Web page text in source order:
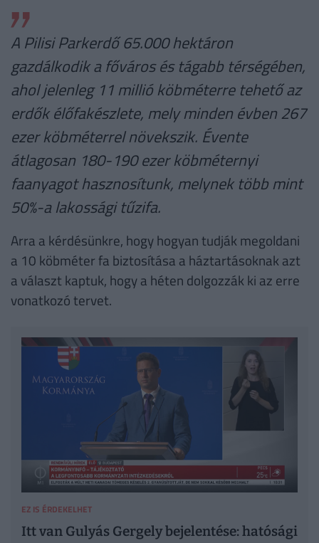
A Pilisi Parkerdő 65.000 hektáron
gazdálkodik a főváros és tágabb térségében,
ahol jelenleg 11 millió köbméterre tehető az
erdők élőfakészlete, mely minden évben 267
ezer köbméterrel növekszik. Évente
átlagosan 180-190 ezer köbméternyi
faanyagot hasznosítunk, melynek több mint
50%-a lakossági tűzifa.
Arra a kérdésünkre, hogy hogyan tudják megoldani
a 10 köbméter fa biztosítása a háztartásoknak azt
a választ kaptuk, hogy a héten dolgozzák ki az erre
vonatkozó tervet.
EZ IS ÉRDEKELHET
Itt van Gulyás Gergely bejelentése: hatósági